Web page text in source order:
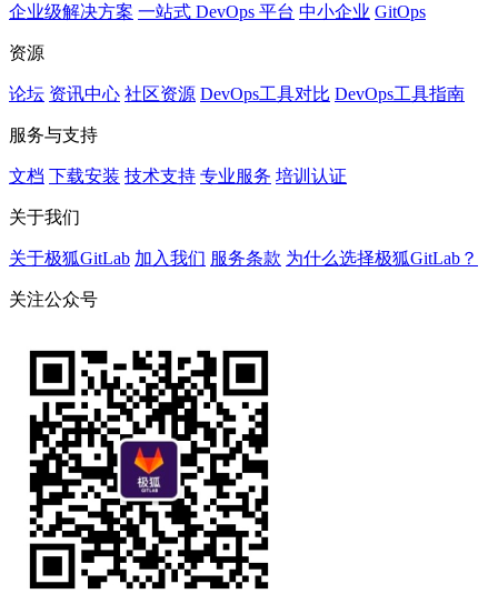
企业级解决方案 一站式 DevOps 平台 中小企业 GitOps
资源
论坛 资讯中心 社区资源 DevOps工具对比 DevOps工具指南
服务与支持
文档 下载安装 技术支持 专业服务 培训认证
关于我们
关于极狐GitLab 加入我们 服务条款 为什么选择极狐GitLab？
关注公众号